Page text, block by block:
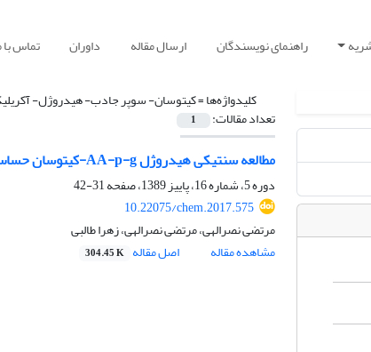
راهنمای نویسندگان ارسال مقاله داوران تماس با
کلیدواژه‌ها =کیتوسان- سوپر جادب‌- هیدروژل-
تعداد مقالات: 1
مطالعه سنتیکی هیدروژل AA-p-g-کیتوسان حساس بهPH و نمک
دوره 5، شماره 16، پاییز 1389، صفحه
31-42
10.22075/chem.2017.575
مرتضی نصرالهی، مرتضی نصرالهی، زهرا طالبی
مشاهده مقاله
اصل مقاله 304.45 K